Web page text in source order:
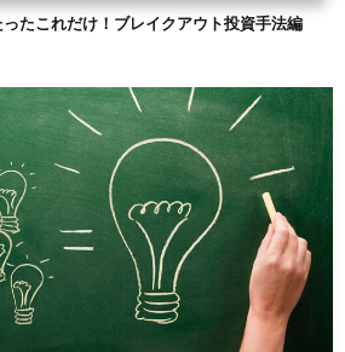
たこれだけ！ブレイクアウト投資手法編